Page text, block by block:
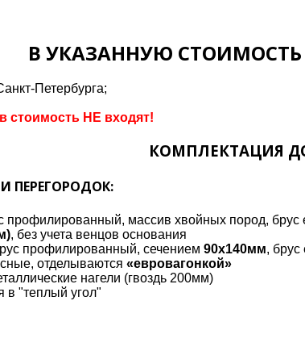
В УКАЗАННУЮ
Петербурга;
стоимость НЕ входят!
КОМПЛЕКТАЦИЯ
ПЕРЕГОРОДОК:
профилированный, массив хвойных пород, брус
, без учета венцов основания
профилированный, сечением 90х140мм, брус
отделываются «евровагонкой»
нагели (гвоздь 200мм)
в "теплый угол"